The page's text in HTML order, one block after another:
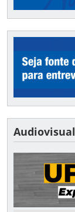
Audiovisual